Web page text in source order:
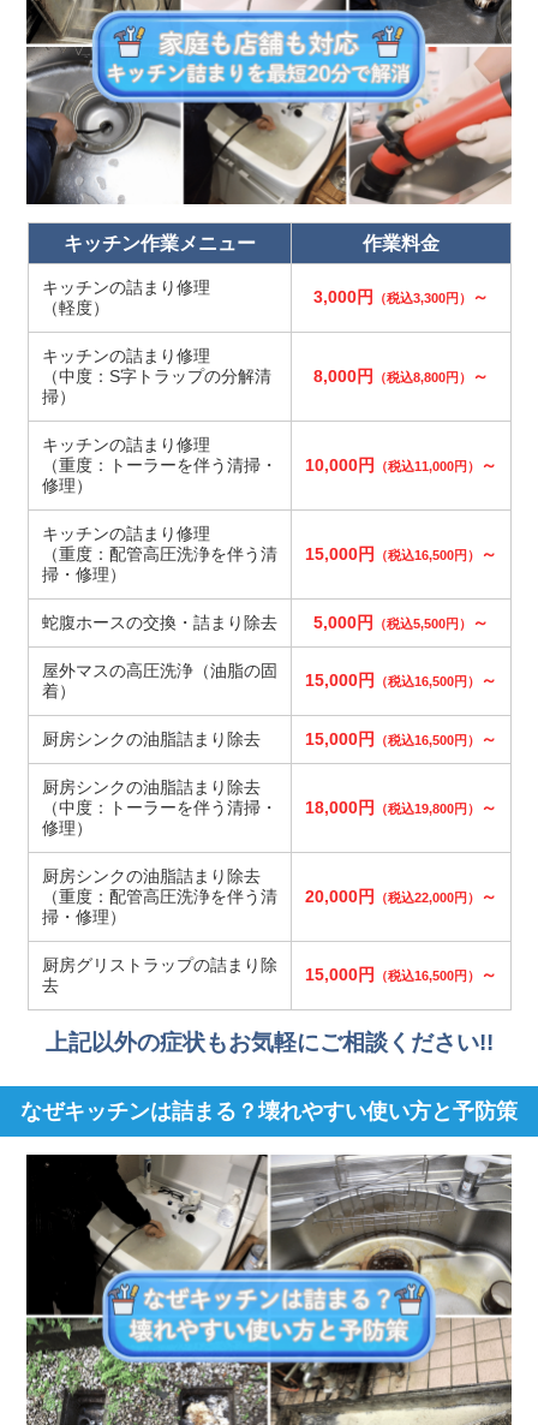
キッチン作業メニュー 作業料金
キッチンの詰まり修理
（軽度）
3,000円 （税込3,300円） ～
キッチンの詰まり修理
（中度：S字トラップの分解清
掃）
8,000円 （税込8,800円） ～
キッチンの詰まり修理
（重度：トーラーを伴う清掃・
修理）
10,000円 （税込11,000円） ～
キッチンの詰まり修理
（重度：配管高圧洗浄を伴う清
掃・修理）
15,000円 （税込16,500円） ～
蛇腹ホースの交換・詰まり除去 5,000円 （税込5,500円） ～
屋外マスの高圧洗浄（油脂の固
着）
15,000円 （税込16,500円） ～
厨房シンクの油脂詰まり除去 15,000円 （税込16,500円） ～
厨房シンクの油脂詰まり除去
（中度：トーラーを伴う清掃・
修理）
18,000円 （税込19,800円） ～
厨房シンクの油脂詰まり除去
（重度：配管高圧洗浄を伴う清
掃・修理）
20,000円 （税込22,000円） ～
厨房グリストラップの詰まり除
去
15,000円 （税込16,500円） ～
上記以外の症状もお気軽にご相談ください!!
なぜキッチンは詰まる？壊れやすい使い方と予防策